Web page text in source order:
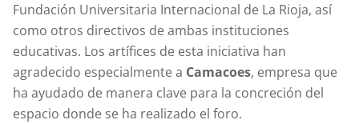
Fundación Universitaria Internacional de La Rioja, así
como otros directivos de ambas instituciones
educativas. Los artífices de esta iniciativa han
agradecido especialmente a Camacoes, empresa que
ha ayudado de manera clave para la concreción del
espacio donde se ha realizado el foro.